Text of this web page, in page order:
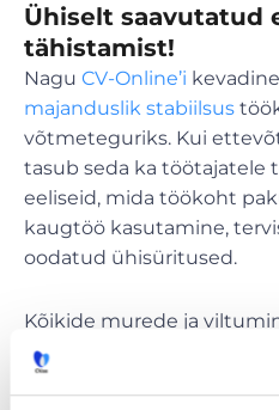
Ühiselt saavutatud
tähistamist!
Nagu CV-Online’i
majanduslik stabiilsus
võtmeteguriks. Kui
tasub seda ka töötajatele
eeliseid, mida töökoht
kaugtöö kasutamine,
oodatud ühisüritused.
Kõikide murede ja
kipuvad haarama kogu
nii palju tehtud ja